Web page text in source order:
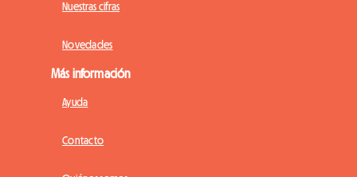
Nuestras cifras
Novedades
Más información
Ayuda
Contacto